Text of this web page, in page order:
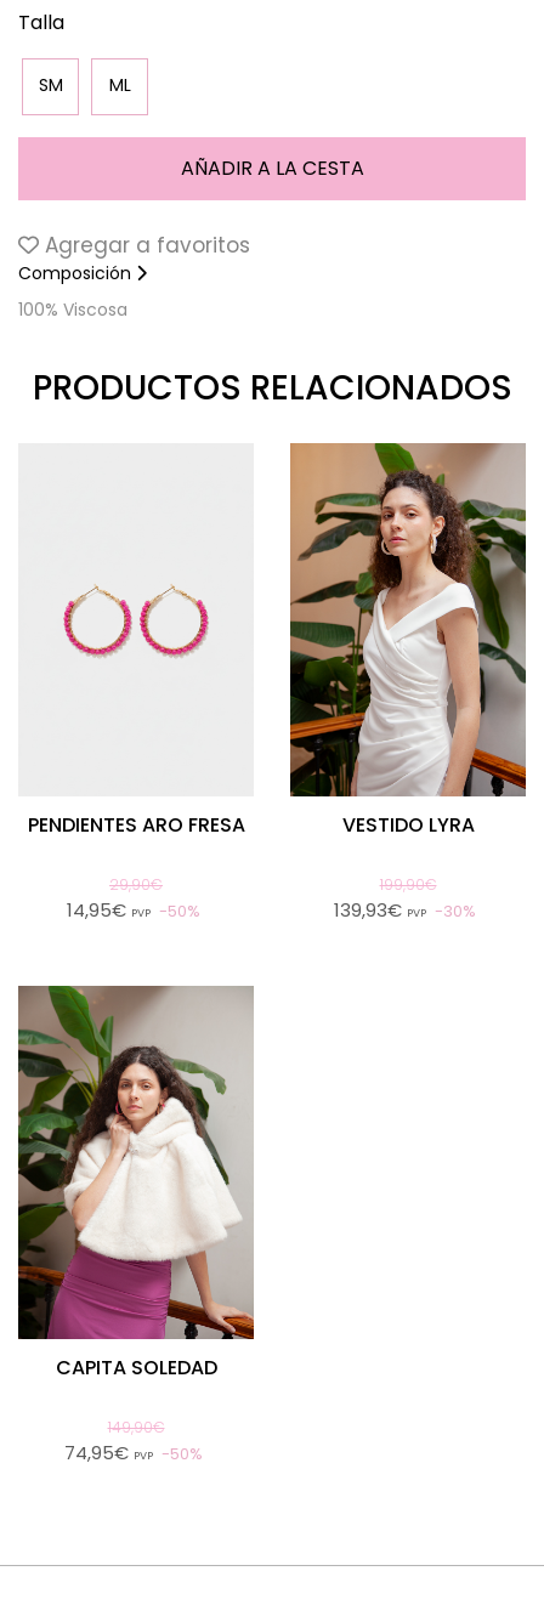
Talla
SM ML
Agregar a favoritos
Composición
100% Viscosa
PRODUCTOS RELACIONADOS
PENDIENTES ARO FRESA
29,90€
14,95€ PVP 50%
VESTIDO LYRA
199,90€
139,93€ PVP 30%
CAPITA SOLEDAD
149,90€
74,95€ PVP 50%